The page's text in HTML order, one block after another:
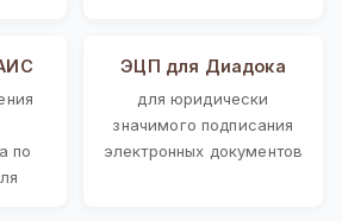
по
ЭЦП для Диадока
для юридически
значимого подписания
электронных документов